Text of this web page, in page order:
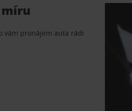
vám pronájem auta rádi